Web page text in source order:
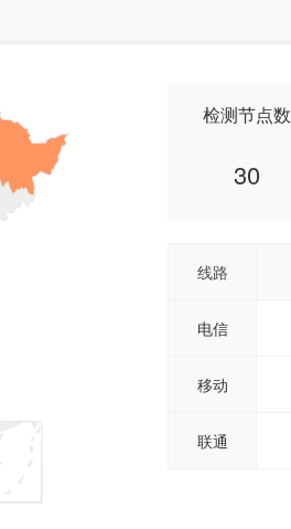
检测节点数
30
线路
电信
移动
联通